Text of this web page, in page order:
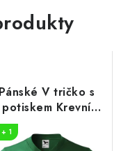
Pánské V tričko s
potiskem Krevní
skupina pivo
1